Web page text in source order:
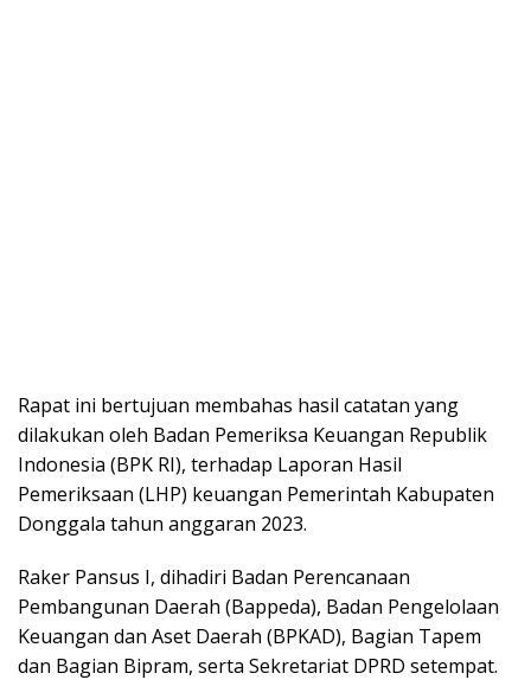
Rapat ini bertujuan membahas hasil catatan yang
dilakukan oleh Badan Pemeriksa Keuangan Republik
Indonesia (BPK RI), terhadap Laporan Hasil
Pemeriksaan (LHP) keuangan Pemerintah Kabupaten
Donggala tahun anggaran 2023.
Raker Pansus I, dihadiri Badan Perencanaan
Pembangunan Daerah (Bappeda), Badan Pengelolaan
Keuangan dan Aset Daerah (BPKAD), Bagian Tapem
dan Bagian Bipram, serta Sekretariat DPRD setempat.